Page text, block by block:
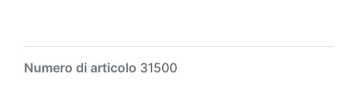
Numero di articolo 31500